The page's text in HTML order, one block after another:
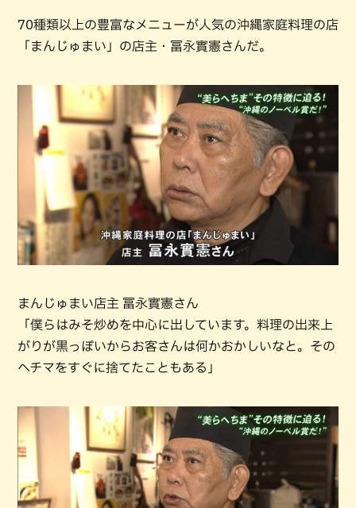
70種類以上の豊富なメニューが人気の沖縄家庭料理の店
「まんじゅまい」の店主・冨永實憲さんだ。
まんじゅまい店主 冨永實憲さん
「僕らはみそ炒めを中心に出しています。料理の出来上
がりが黒っぽいからお客さんは何かおかしいなと。その
ヘチマをすぐに捨てたこともある」